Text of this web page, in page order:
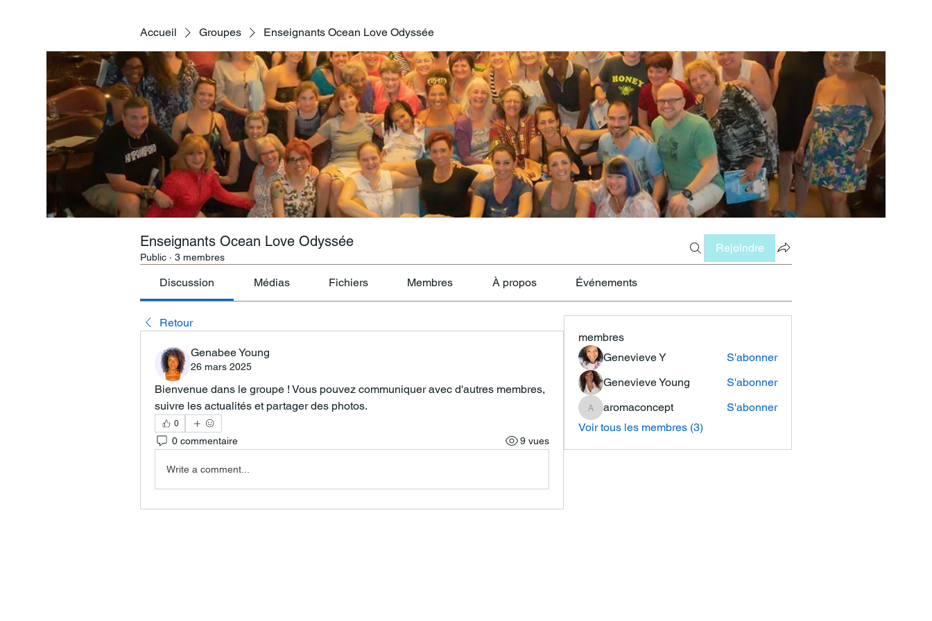
Accueil Groupes Enseignants Ocean Love Odyssée
Enseignants Ocean Love Odyssée
Public · 3 membres
Rejoindre
Discussion Médias Fichiers Membres À propos Événements
Retour
Genabee Young
26 mars 2025
Bienvenue dans le groupe ! Vous pouvez communiquer avec d'autres membres,
suivre les actualités et partager des photos.
0
0 commentaire 9 vues
Write a comment...
membres
Genevieve Y
S'abonner
Genevieve Young
S'abonner
aromaconcept
aromaconcept
S'abonner
Voir tous les membres (3)